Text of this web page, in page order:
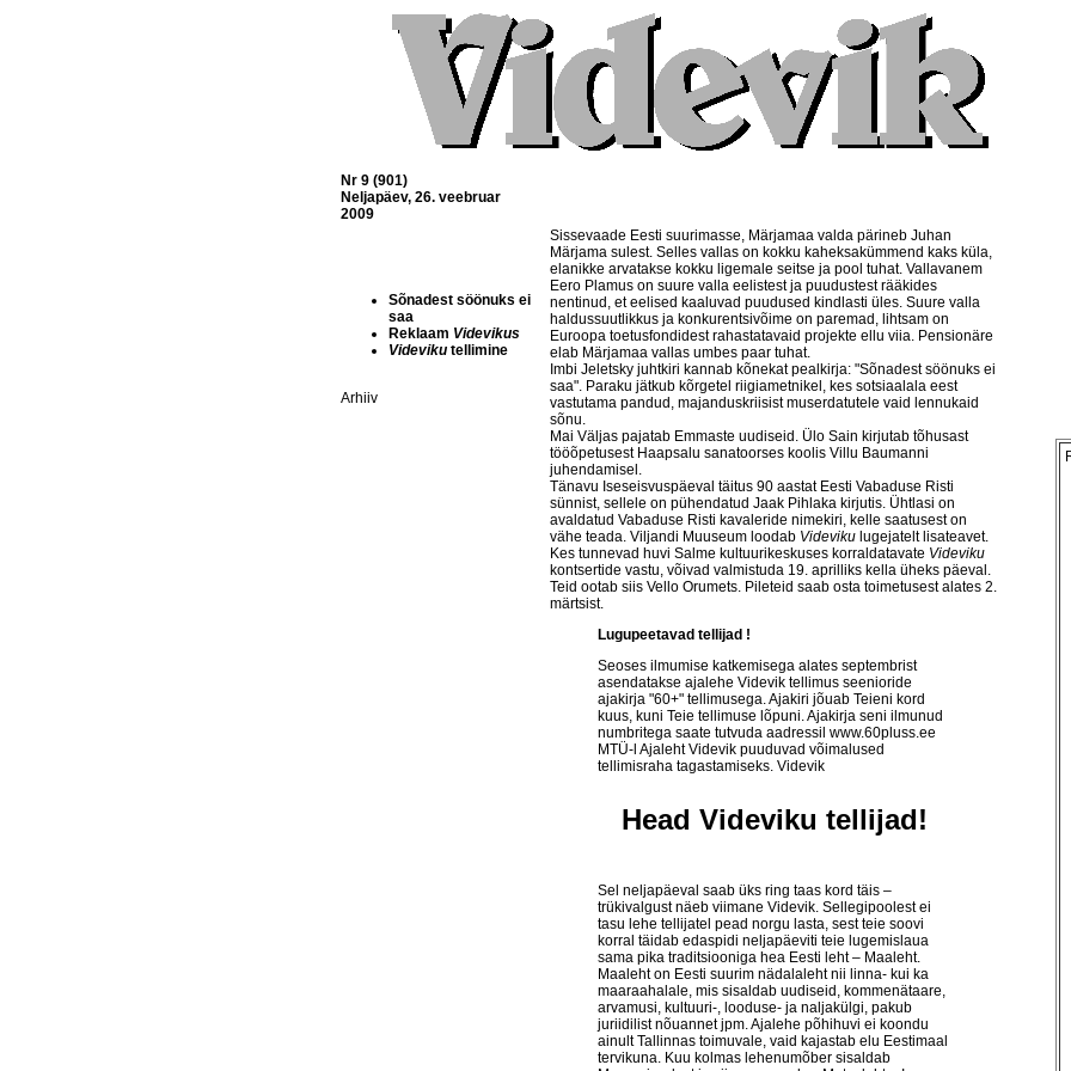
Nr 9 (901)
Neljapäev, 26. veebruar
2009
Sõnadest söönuks ei
saa
Reklaam Videvikus
Videviku tellimine
Arhiiv
Sissevaade Eesti suurimasse, Märjamaa valda pärineb Juhan
Märjama sulest. Selles vallas on kokku kaheksakümmend kaks küla,
elanikke arvatakse kokku ligemale seitse ja pool tuhat. Vallavanem
Eero Plamus on suure valla eelistest ja puudustest rääkides
nentinud, et eelised kaaluvad puudused kindlasti üles. Suure valla
haldussuutlikkus ja konkurentsivõime on paremad, lihtsam on
Euroopa toetusfondidest rahastatavaid projekte ellu viia. Pensionäre
elab Märjamaa vallas umbes paar tuhat.
Imbi Jeletsky juhtkiri kannab kõnekat pealkirja: "Sõnadest söönuks ei
saa". Paraku jätkub kõrgetel riigiametnikel, kes sotsiaalala eest
vastutama pandud, majanduskriisist muserdatutele vaid lennukaid
sõnu.
Mai Väljas pajatab Emmaste uudiseid. Ülo Sain kirjutab tõhusast
tööõpetusest Haapsalu sanatoorses koolis Villu Baumanni
juhendamisel.
Tänavu Iseseisvuspäeval täitus 90 aastat Eesti Vabaduse Risti
sünnist, sellele on pühendatud Jaak Pihlaka kirjutis. Ühtlasi on
avaldatud Vabaduse Risti kavaleride nimekiri, kelle saatusest on
vähe teada. Viljandi Muuseum loodab Videviku lugejatelt lisateavet.
Kes tunnevad huvi Salme kultuurikeskuses korraldatavate Videviku
kontsertide vastu, võivad valmistuda 19. aprilliks kella üheks päeval.
Teid ootab siis Vello Orumets. Pileteid saab osta toimetusest alates 2.
märtsist.
Lugupeetavad tellijad !
Seoses ilmumise katkemisega alates septembrist
asendatakse ajalehe Videvik tellimus seenioride
ajakirja "60+" tellimusega. Ajakiri jõuab Teieni kord
kuus, kuni Teie tellimuse lõpuni. Ajakirja seni ilmunud
numbritega saate tutvuda aadressil www.60pluss.ee
MTÜ-l Ajaleht Videvik puuduvad võimalused
tellimisraha tagastamiseks. Videvik
Head Videviku tellijad!
Sel neljapäeval saab üks ring taas kord täis –
trükivalgust näeb viimane Videvik. Sellegipoolest ei
tasu lehe tellijatel pead norgu lasta, sest teie soovi
korral täidab edaspidi neljapäeviti teie lugemislaua
sama pika traditsiooniga hea Eesti leht – Maaleht.
Maaleht on Eesti suurim nädalaleht nii linna- kui ka
maaraahalale, mis sisaldab uudiseid, kommenätaare,
arvamusi, kultuuri-, looduse- ja naljakülgi, pakub
juriidilist nõuannet jpm. Ajalehe põhihuvi ei koondu
ainult Tallinnas toimuvale, vaid kajastab elu Eestimaal
tervikuna. Kuu kolmas lehenumõber sisaldab